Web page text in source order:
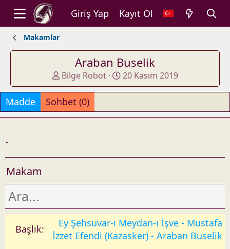
Giriş Yap Kayıt Ol
Makamlar
Araban Buselik
A
d
d
e
d
Bilge Robot
O
l
ş
t
u
u
t
a
20 Kasım 2019
Madde Sohbet (0)
.
Makam
Ey Şehsuvar-ı Meydan-ı İşve - Mustafa
İzzet Efendi (Kazasker) - Araban Buselik